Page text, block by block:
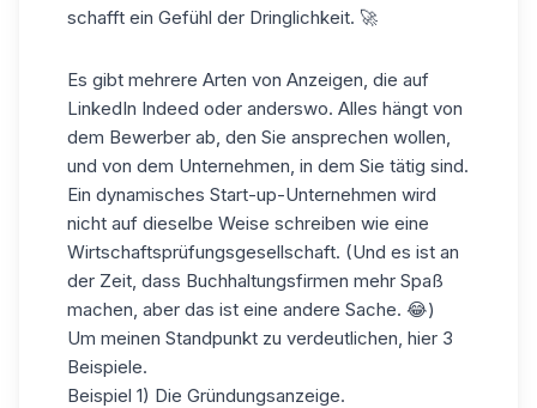
schafft ein Gefühl der Dringlichkeit. 🚀
Es gibt mehrere Arten von Anzeigen, die auf
LinkedIn Indeed oder anderswo. Alles hängt von
dem Bewerber ab, den Sie ansprechen wollen,
und von dem Unternehmen, in dem Sie tätig sind.
Ein dynamisches Start-up-Unternehmen wird
nicht auf dieselbe Weise schreiben wie eine
Wirtschaftsprüfungsgesellschaft. (Und es ist an
der Zeit, dass Buchhaltungsfirmen mehr Spaß
machen, aber das ist eine andere Sache. 😂)
Um meinen Standpunkt zu verdeutlichen, hier 3
Beispiele.
Beispiel 1) Die Gründungsanzeige.